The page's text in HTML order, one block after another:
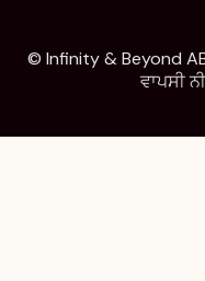
© Infinity & Beyond
ਵਾਪਸੀ